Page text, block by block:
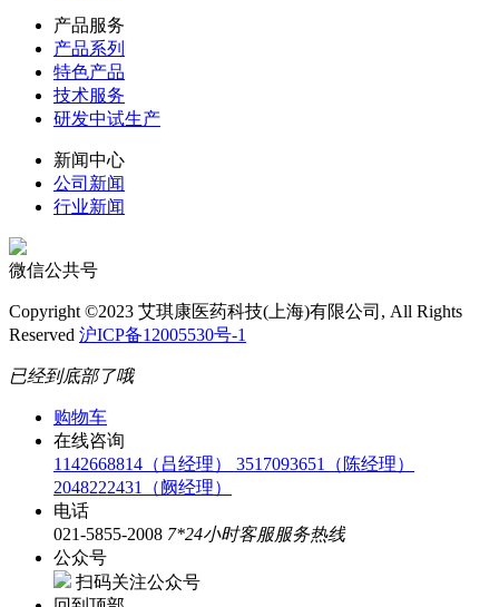
产品服务
产品系列
特色产品
技术服务
研发中试生产
新闻中心
公司新闻
行业新闻
微信公共号
Copyright ©2023 艾琪康医药科技(上海)有限公司, All Rights
Reserved 沪ICP备12005530号-1
已经到底部了哦
购物车
在线咨询
1142668814（吕经理） 3517093651（陈经理）
2048222431（阙经理）
电话
021-5855-2008 7*24小时客服服务热线
公众号
扫码关注公众号